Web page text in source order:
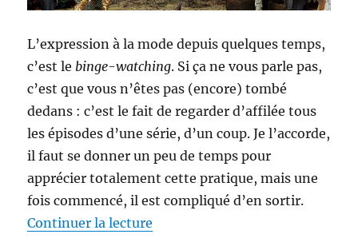
L’expression à la mode depuis quelques temps,
c’est le binge-watching. Si ça ne vous parle pas,
c’est que vous n’êtes pas (encore) tombé
dedans : c’est le fait de regarder d’affilée tous
les épisodes d’une série, d’un coup. Je l’accorde,
il faut se donner un peu de temps pour
apprécier totalement cette pratique, mais une
fois commencé, il est compliqué d’en sortir.
Continuer la lecture